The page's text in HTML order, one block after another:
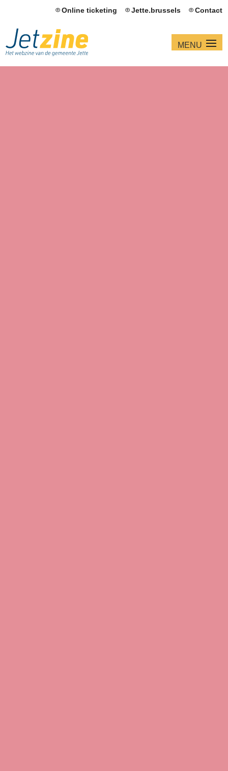
Online ticketing Jette.brussels Contact